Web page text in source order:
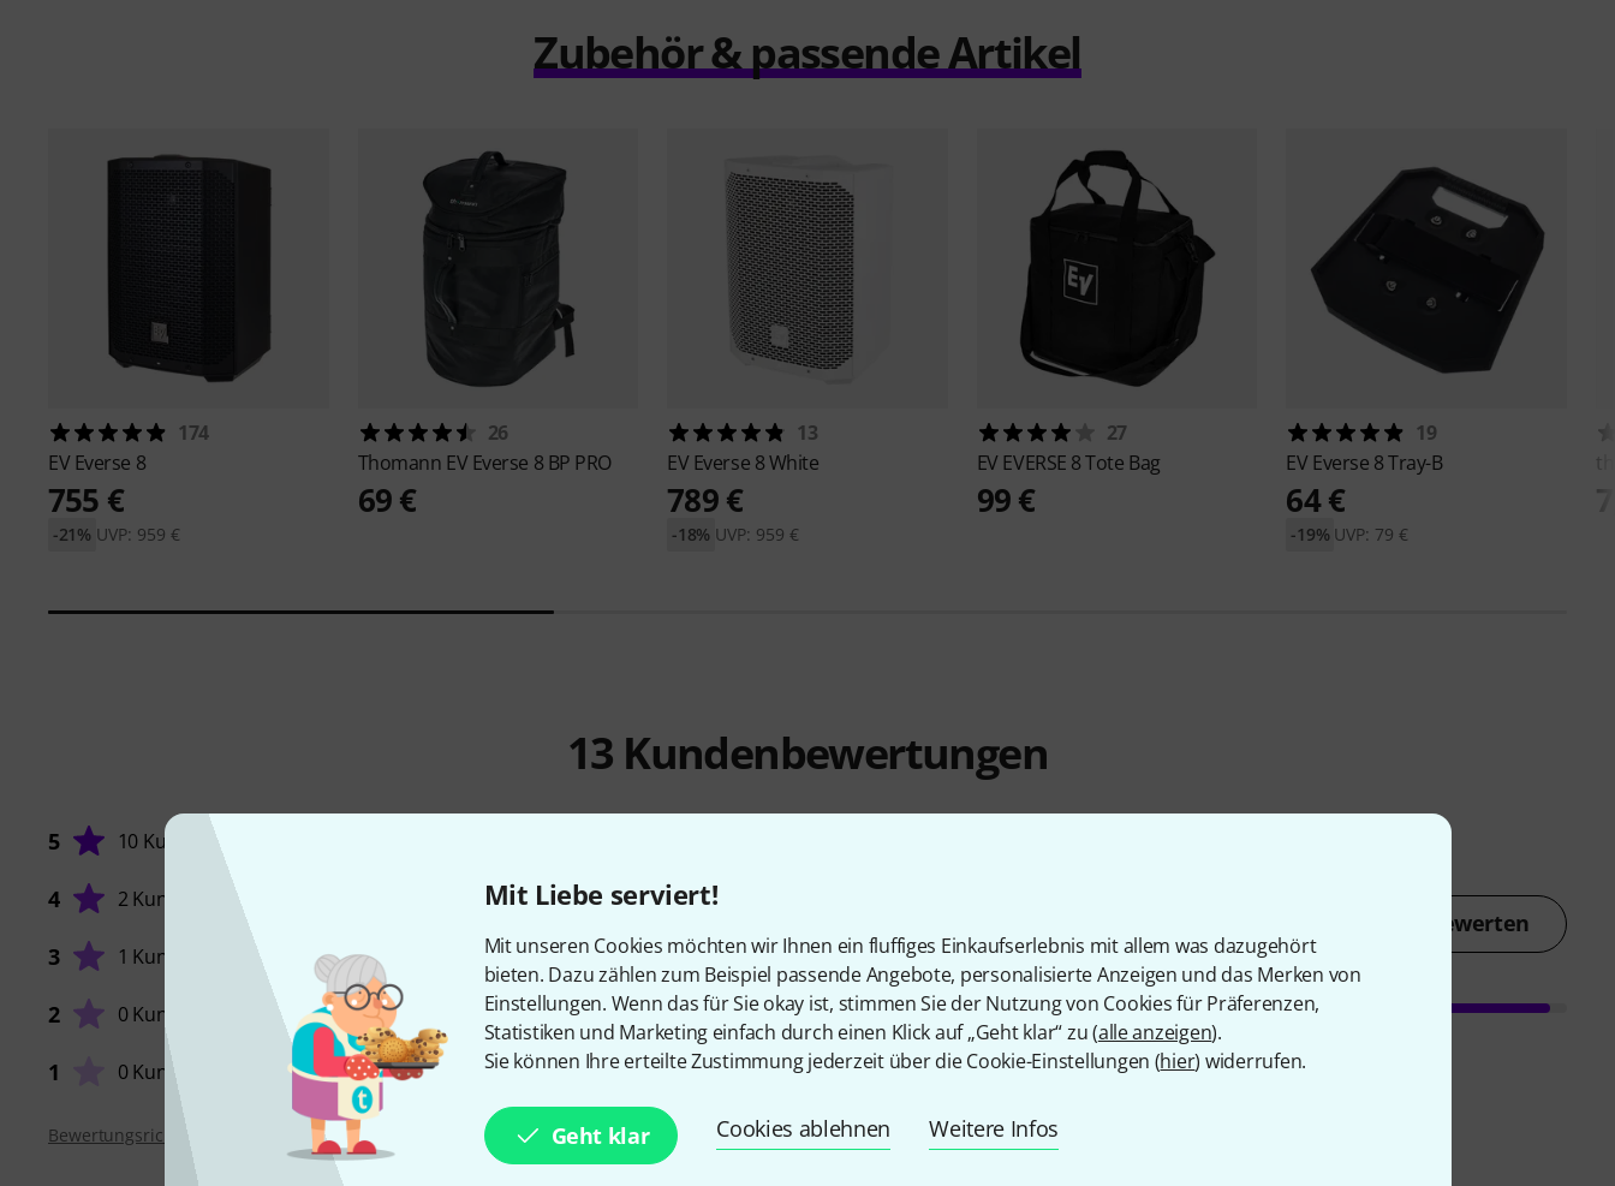
Mit Liebe serviert!
Mit unseren Cookies möchten wir Ihnen ein fluffiges Einkaufserlebnis mit allem was dazugehört
bieten. Dazu zählen zum Beispiel passende Angebote, personalisierte Anzeigen und das Merken von
Einstellungen. Wenn das für Sie okay ist, stimmen Sie der Nutzung von Cookies für Präferenzen,
Statistiken und Marketing einfach durch einen Klick auf „Geht klar“ zu (alle anzeigen).
Sie können Ihre erteilte Zustimmung jederzeit über die Cookie-Einstellungen (hier) widerrufen.
Geht klar Cookies ablehnen Weitere Infos
Zubehör & passende Artikel
174
EVEverse 8
755 €
UVP: 959 €
-21%
26
Thomann EV Everse 8 BP PRO
69 €
13
EVEverse 8 White
789 €
UVP: 959 €
-18%
27
EVEVERSE 8 Tote Bag
99 €
19
EVEverse 8 Tray-B
64 €
UVP: 79 €
-19%
13 Kundenbewertungen
5 10 Kunden
4 2 Kunden
3 1 Kunde
2 0 Kunden
1 0 Kunden
Jetzt bewerten
VERARBEITUNG
Bewertungsrichtlinien